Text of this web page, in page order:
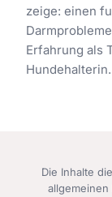
zeige: einen
Erfahrung als
Hundehalterin.
Die Inhalte